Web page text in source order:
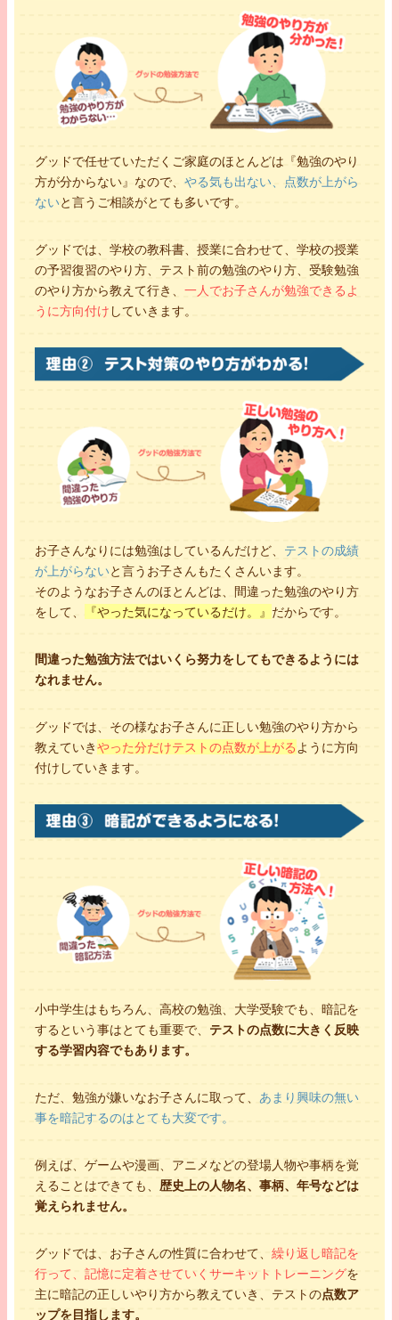
グッドで任せていただくご家庭のほとんどは『勉強のやり
方が分からない』なので、 やる気も出ない、点数が上がら
ないと言うご相談がとても多いです。
グッドでは、学校の教科書、授業に合わせて、学校の授業
の予習復習のやり方、テスト前の勉強のやり方、受験勉強
のやり方から教えて行き、 一人でお子さんが勉強できるよ
うに方向付け していきます。
お子さんなりには勉強はしているんだけど、 テストの成績
が上がらないと言うお子さんもたくさんいます。
そのようなお子さんのほとんどは、間違った勉強のやり方
をして、
『やった気になっているだけ。』 だからです。
間違った勉強方法ではいくら努力をしてもできるようには
なれません。
グッドでは、その様なお子さんに正しい勉強のやり方から
教えていきやった分だけテストの点数が上がる ように方向
付けしていきます。
小中学生はもちろん、高校の勉強、大学受験でも、暗記を
するという事はとても重要で、 テストの点数に大きく反映
する学習内容でもあります。
ただ、勉強が嫌いなお子さんに取って、 あまり興味の無い
事を暗記するのはとても大変です。
例えば、ゲームや漫画、アニメなどの登場人物や事柄を覚
えることはできても、 歴史上の人物名、事柄、年号などは
覚えられません。
グッドでは、お子さんの性質に合わせて、 繰り返し暗記を
行って、記憶に定着させていくサーキットトレーニングを
主に暗記の正しいやり方から教えていき、テストの点数ア
ップを目指します。